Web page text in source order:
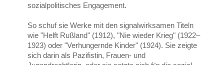
sozialpolitisches Engagement.
So schuf sie Werke mit den signalwirksamen Titeln
wie "Helft Rußland" (1912), "Nie wieder Krieg" (1922–
1923) oder "Verhungernde Kinder" (1924). Sie zeigte
sich darin als Pazifistin, Frauen- und